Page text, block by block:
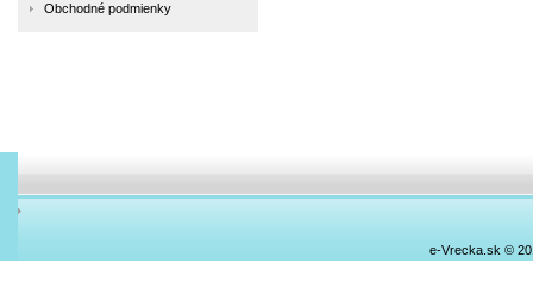
Obchodné podmienky
e-Vrecka.sk ©